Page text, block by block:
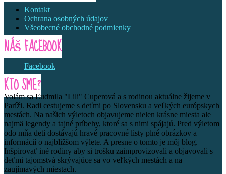
Kontakt
Ochrana osobných údajov
Všeobecné obchodné podmienky
NÁŠ FACEBOOK
Facebook
KTO SME?
Volám sa Ľudmila "Lili" Cuperová a s rodinou aktuálne žijeme v
Paríži. Radi cestujeme s deťmi po Slovensku a veľkých európskych
mestách. Na našich výletoch objavujeme nielen krásne miesta ale
najmä legendy a tajné príbehy, ktoré sa s nimi spájajú. Pred výletom
odo mňa deti dostávajú hravé pracovné listy plné obrázkov a
informácií o najbližšom výlete. A presne o tomto je môj blog.
Inšpirovať iné rodiny aby si trošku zaimprovizovali a objavovali s
deťmi tajomstvá skrývajúce sa vo veľkých mestách a na
zaujímavých miestach.